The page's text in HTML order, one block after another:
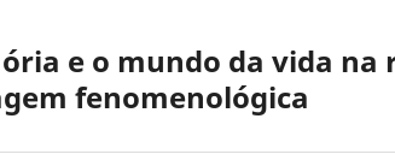
e o mundo da vida na
fenomenológica